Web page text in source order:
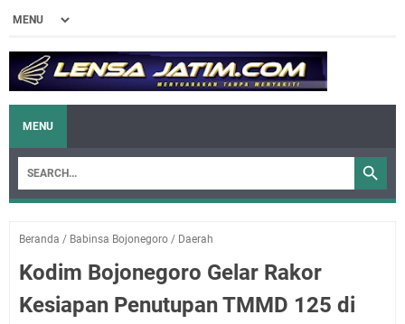
MENU
Beranda / Babinsa Bojonegoro / Daerah
Kodim Bojonegoro Gelar Rakor
Kesiapan Penutupan TMMD 125 di